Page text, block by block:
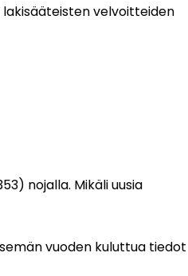
velvoitteiden
nojalla. Mikäli uusia
vuoden kuluttua tiedot